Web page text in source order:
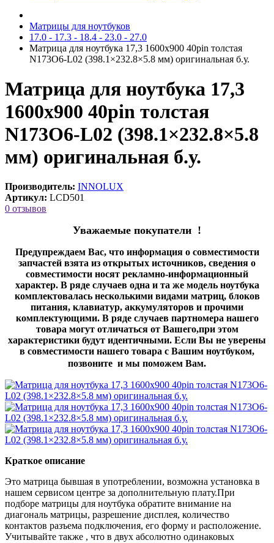
Матрицы для ноутбуков
17.0 - 17.3 - 18.4 - 23.0 - 27.0
Матрица для ноутбука 17,3 1600x900 40pin толстая
N173O6-L02 (398.1×232.8×5.8 мм) оригинальная б.у.
Матрица для ноутбука 17,3
1600x900 40pin толстая
N173O6-L02 (398.1×232.8×5.8
мм) оригинальная б.у.
Производитель: INNOLUX
Артикул: LCD501
0 отзывов
Уважаемые покупатели !
Предупреждаем Вас, что информация о совместимости
запчастей взята из открытых источников, сведения о
совместимости носят рекламно-информационный
характер. В ряде случаев одна и та же модель ноутбука
комплектовалась несколькими видами матриц, блоков
питания, клавиатур, аккумуляторов и прочими
комплектующими. В ряде случаев партномера нашего
товара могут отличаться от Вашего,при этом
характеристики будут идентичными. Если Вы не уверены
в совместимости нашего товара с Вашим ноутбуком,
позвоните и мы поможем Вам.
Краткое описание
Это матрица бывшая в употреблении, возможна установка в
нашем сервисом центре за дополнительную плату.При
подборе матрицы для ноутбука обратите внимание на
диагональ матрицы, разрешение дисплея, количество
контактов разъема подключения, его форму и расположение.
Учитывайте также , что в двух абсолютно одинаковых